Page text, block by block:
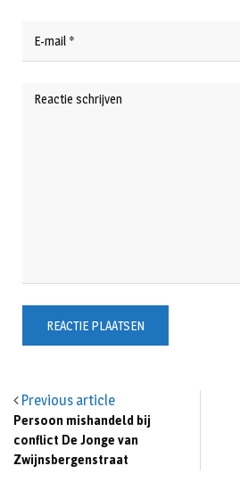
Previous article
Persoon mishandeld bij
conflict De Jonge van
Zwijnsbergenstraat